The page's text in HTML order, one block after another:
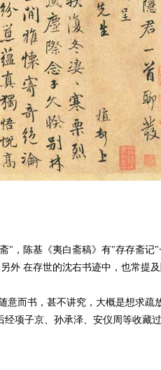
陈基《夷白斋稿》有"存存斋记
在存世的沈右书迹中，也常提
而书，甚不讲究，大概是想求
项子京、孙承泽、安仪周等收藏过